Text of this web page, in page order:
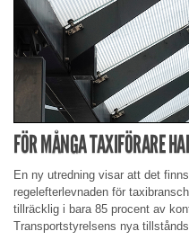
FÖR MÅNGA TAXIFÖRARE
En ny utredning visar att det
regelefterlevnaden för
tillräcklig i bara 85 procent av
Transportstyrelsens nya